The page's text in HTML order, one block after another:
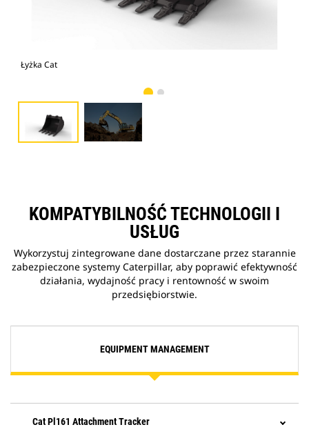
Łyżka Cat
KOMPATYBILNOŚĆ TECHNOLOGII I
USŁUG
Wykorzystuj zintegrowane dane dostarczane przez starannie
zabezpieczone systemy Caterpillar, aby poprawić efektywność
działania, wydajność pracy i rentowność w swoim
przedsiębiorstwie.
EQUIPMENT MANAGEMENT
Cat Pl161 Attachment Tracker